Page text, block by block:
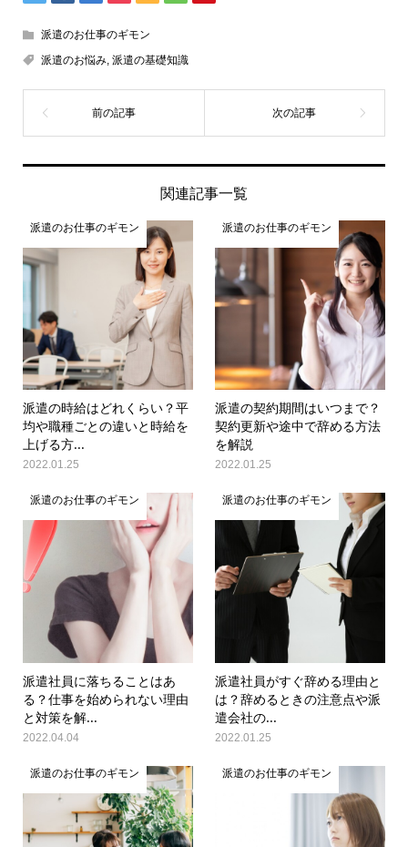
派遣のお仕事のギモン
派遣のお悩み, 派遣の基礎知識
関連記事一覧
派遣のお仕事のギモン
派遣の時給はどれくらい？平
均や職種ごとの違いと時給を
上げる方...
2022.01.25
派遣のお仕事のギモン
派遣の契約期間はいつまで？
契約更新や途中で辞める方法
を解説
2022.01.25
派遣のお仕事のギモン
派遣社員に落ちることはあ
る？仕事を始められない理由
と対策を解...
2022.04.04
派遣のお仕事のギモン
派遣社員がすぐ辞める理由と
は？辞めるときの注意点や派
遣会社の...
2022.01.25
派遣のお仕事のギモン 派遣のお仕事のギモン